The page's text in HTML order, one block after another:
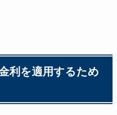
利を適用するため